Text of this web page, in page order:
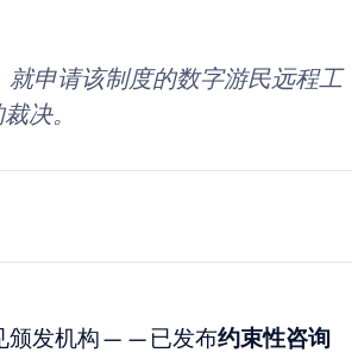
申请该制度的数字游民远程工
决。
颁发机构——已发布约束性咨询